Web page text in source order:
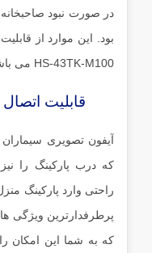
در صورت نبود
بود. این موارد از
HS-43TK-M100 می باشد.
قابلیت
که درب پارکینگ را
راحتی وارد پارکینگ
پرطرفدارترین ویژگی
که به شما این امکان